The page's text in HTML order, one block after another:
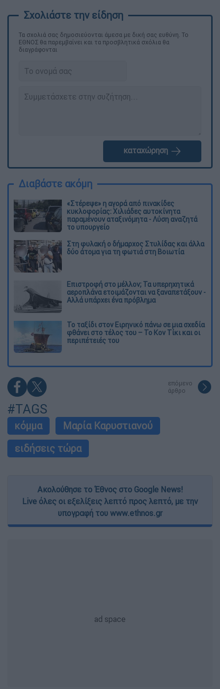
Τα σχολιά σας δημοσιεύονται άμεσα με δική σας ευθύνη. Το
ΕΘΝΟΣ θα παρεμβαίνει και τα προσβλητικά σχόλια θα
διαγράφονται
καταχώρηση
Διαβάστε ακόμη
«Στέρεψε» η αγορά από πινακίδες
κυκλοφορίας: Χιλιάδες αυτοκίνητα
παραμένουν αταξινόμητα - Λύση αναζητά
το υπουργείο
Στη φυλακή ο δήμαρχος Στυλίδας και άλλα
δύο άτομα για τη φωτιά στη Βοιωτία
Επιστροφή στο μέλλον; Τα υπερηχητικά
αεροπλάνα ετοιμάζονται να ξαναπετάξουν -
Αλλά υπάρχει ένα πρόβλημα
Το ταξίδι στον Ειρηνικό πάνω σε μια σχεδία
φθάνει στο τέλος του – Το Κον Τίκι και οι
περιπέτειές του
επόμενο
άρθρο
#TAGS
κόμμα
Μαρία Καρυστιανού
ειδήσεις τώρα
Ακολούθησε το Έθνος στο Google News!
Live όλες οι εξελίξεις λεπτό προς λεπτό, με την
υπογραφή του www.ethnos.gr